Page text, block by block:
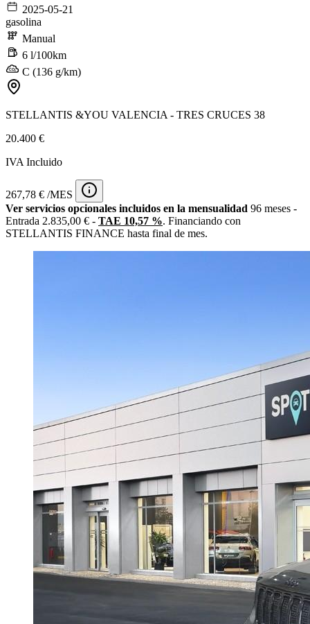
2025-05-21
gasolina
Manual
6 l/100km
C (136 g/km)
STELLANTIS &YOU VALENCIA - TRES CRUCES 38
20.400 €
IVA Incluido
267,78 € /MES
Ver servicios opcionales incluidos en la mensualidad 96 meses -
Entrada 2.835,00 € - TAE 10,57 %. Financiando con
STELLANTIS FINANCE hasta final de mes.